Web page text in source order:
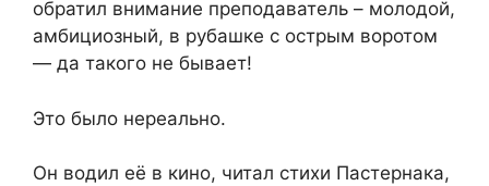
обратил внимание преподаватель – молодой,
амбициозный, в рубашке с острым воротом
— да такого не бывает!
Это было нереально.
Он водил её в кино, читал стихи Пастернака,